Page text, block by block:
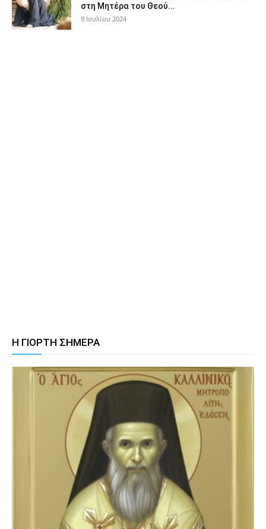
στη Μητέρα του Θεού...
9 Ιουλίου 2024
Η ΓΙΟΡΤΗ ΣΗΜΕΡΑ